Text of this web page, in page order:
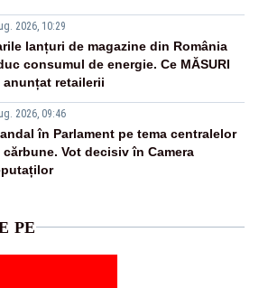
2026, 10:29
lanțuri de magazine din România
consumul de energie. Ce MĂSURI
anunțat retailerii
2026, 09:46
în Parlament pe tema centralelor
cărbune. Vot decisiv în Camera
PE